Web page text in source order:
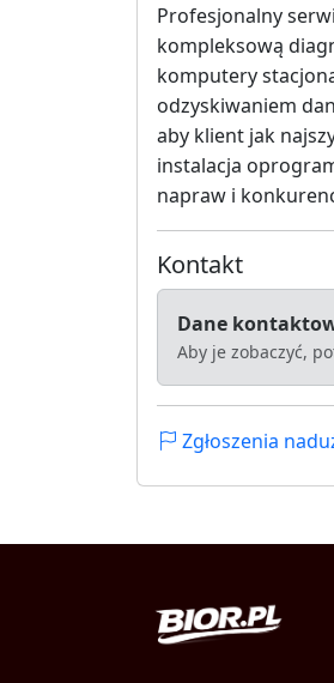
Profesjonalny
kompleksową
komputery
odzyskiwaniem
aby klient jak
instalacja
napraw i
Kontakt
Dane
Aby je zobaczyć,
Zgłoszenia